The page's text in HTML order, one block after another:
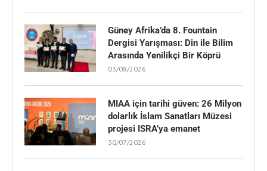
Güney Afrika’da 8. Fountain
Dergisi Yarışması: Din ile Bilim
Arasında Yenilikçi Bir Köprü
03/08/2026
MIAA için tarihi güven: 26 Milyon
dolarlık İslam Sanatları Müzesi
projesi ISRA’ya emanet
30/07/2026